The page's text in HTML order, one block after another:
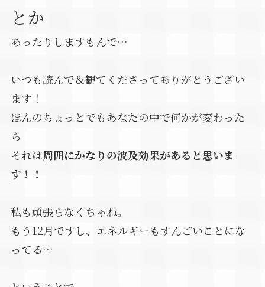
とか
あったりしますもんで…
いつも読んで＆観てくださってありがとうござい
ます！
ほんのちょっとでもあなたの中で何かが変わった
ら
それは周囲にかなりの波及効果があると思いま
す！！
私も頑張らなくちゃね。
もう12月ですし、エネルギーもすんごいことにな
ってる…